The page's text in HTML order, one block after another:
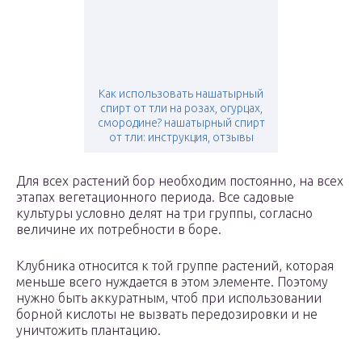
Как использовать нашатырный
спирт от тли на розах, огурцах,
смородине? нашатырный спирт
от тли: инструкция, отзывы
Для всех растений бор необходим постоянно, на всех
этапах вегетационного периода. Все садовые
культуры условно делят на три группы, согласно
величине их потребности в боре.
Клубника относится к той группе растений, которая
меньше всего нуждается в этом элементе. Поэтому
нужно быть аккуратным, чтоб при использовании
борной кислоты не вызвать передозировки и не
уничтожить плантацию.